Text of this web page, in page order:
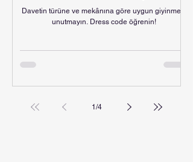
Davetin türüne ve mekânına göre uygun giyinmeyi
unutmayın. Dress code öğrenin!
1 /4